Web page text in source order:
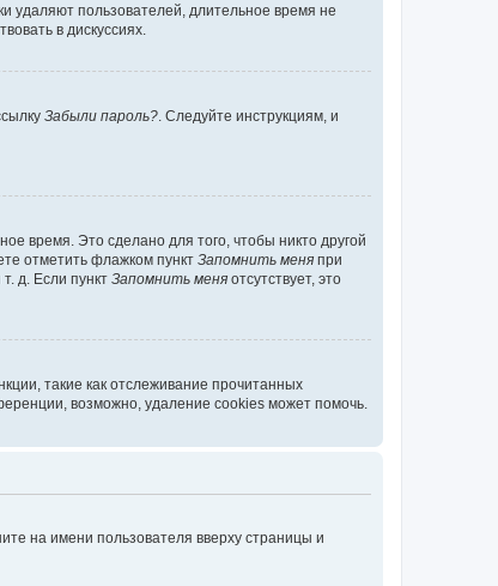
удаляют пользователей, длительное время не
в дискуссиях.
Забыли пароль? . Следуйте инструкциям, и
время. Это сделано для того, чтобы никто другой
отметить флажком пункт Запомнить меня при
д. Если пункт Запомнить меня отсутствует, это
такие как отслеживание прочитанных
возможно, удаление cookies может помочь.
на имени пользователя вверху страницы и